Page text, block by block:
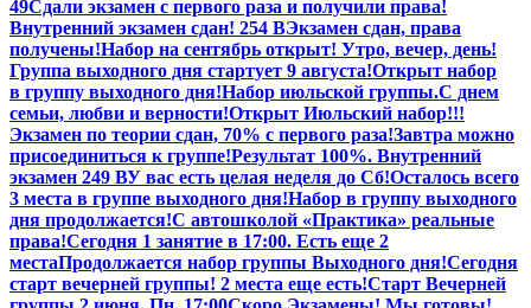
49Сдали экзамен с первого раза и получили права!
Внутренний экзамен сдан! 254 ВЭкзамен сдан, права
получены!Набор на сентябрь открыт! Утро, вечер, день!
Группа выходного дня стартует 9 августа!Открыт набор
в группу выходного дня!Набор июльской группы.С днем
семьи, любви и верности!Открыт Июльский набор!!!
Экзамен по теории сдан, 70% с первого раза!Завтра можно
присоединиться к группе!Результат 100%. Внутренний
экзамен 249 ВУ вас есть целая неделя до Сб!Осталось всего
3 места в группе выходного дня!Набор в группу выходного
дня продолжается!С автошколой «Практика» реальные
права!Сегодня 1 занятие в 17:00. Есть еще 2
местаПродолжается набор группы Выходного дня!Сегодня
старт вечерней группы! 2 места еще есть!Старт Вечерней